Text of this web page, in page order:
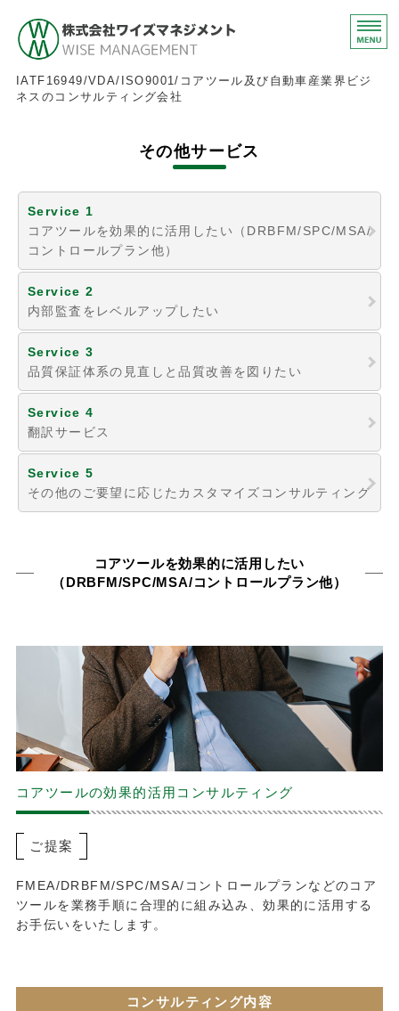
株式会社ワイズマ
IATF16949/VDA/ISO9001/コアツール及び自動車産業界ビジ
ネスのコンサルティング会社
FMEAとVDA
その他サービス
その他サービス
Service 1
コアツールを効果的に活用したい（DRBFM/SPC/MSA/
コントロールプラン他）
Service 2
内部監査をレベルアップしたい
Service 3
品質保証体系の見直しと品質改善を図りたい
Service 4
翻訳サービス
Service 5
その他のご要望に応じたカスタマイズコンサルティング
コアツールを効果的に活用したい
（DRBFM/SPC/MSA/コントロールプラン他）
コアツールの効果的活用コンサルティング
ご提案
FMEA/DRBFM/SPC/MSA/コントロールプランなどのコア
ツールを業務手順に合理的に組み込み、効果的に活用する
お手伝いをいたします。
コンサルティング内容